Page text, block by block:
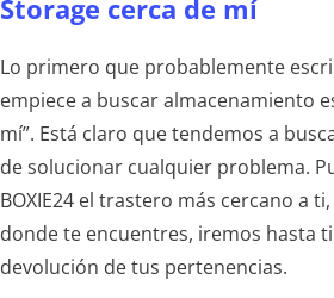
Storage cerca de mí
Lo primero que probablemente
empiece a buscar almacenamiento
mí”. Está claro que tendemos a
de solucionar cualquier problema.
BOXIE24 el trastero más cercano a
donde te encuentres, iremos hasta
devolución de tus pertenencias.